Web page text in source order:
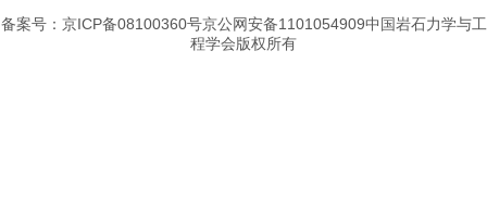
备案号：京ICP备08100360号京公网安备1101054909中国岩石力学与工
程学会版权所有